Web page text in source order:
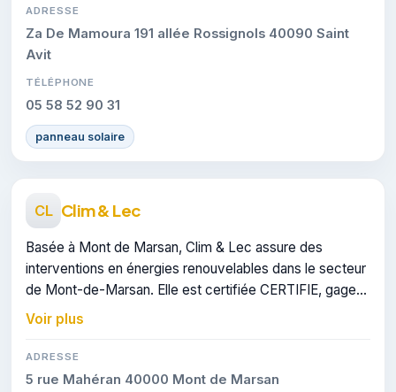
ADRESSE
Za De Mamoura 191 allée Rossignols 40090 Saint
Avit
TÉLÉPHONE
05 58 52 90 31
panneau solaire
CL Clim & Lec
Basée à Mont de Marsan, Clim & Lec assure des
interventions en énergies renouvelables dans le secteur
de Mont-de-Marsan. Elle est certifiée CERTIFIE, gage
de conformité sur les interventions réalisées.
Voir plus
ADRESSE
5 rue Mahéran 40000 Mont de Marsan